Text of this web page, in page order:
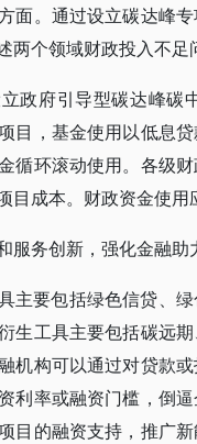
面。通过设立碳达峰
个领域财政投入不足
政府引导型碳达峰
目，基金使用以低息
循环滚动使用。各级
成本。财政资金使用
服务创新，强化金融助
主要包括绿色信贷、
生工具主要包括碳远
机构可以通过对贷款
利率或融资门槛，倒
目的融资支持，推广